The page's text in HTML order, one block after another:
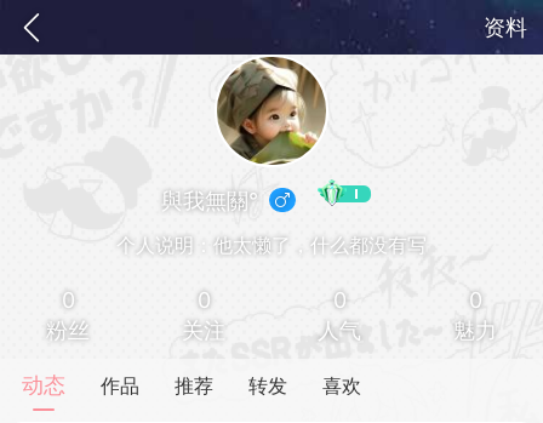
资料
與我無關°
个人说明：他太懒了，什么都没有写
0
粉丝
0
关注
0
人气
0
魅力
动态 作品 推荐 转发 喜欢